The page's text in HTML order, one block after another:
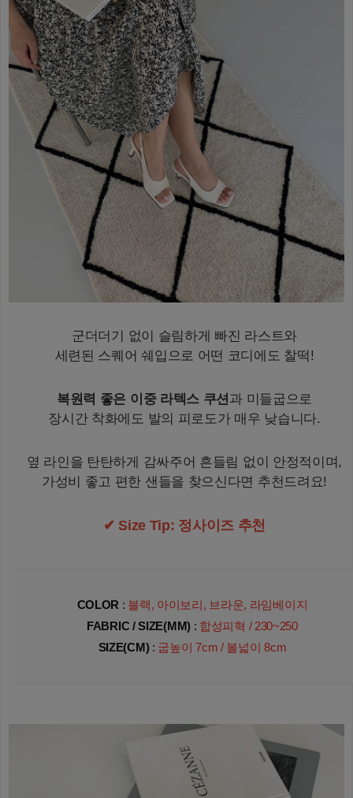
군더더기 없이 슬림하게 빠진 라스트와
세련된 스퀘어 쉐입으로 어떤 코디에도 찰떡!
복원력 좋은 이중 라텍스 쿠션과 미들굽으로
장시간 착화에도 발의 피로도가 매우 낮습니다.
옆 라인을 탄탄하게 감싸주어 흔들림 없이 안정적이며,
가성비 좋고 편한 샌들을 찾으신다면 추천드려요!
✔ Size Tip: 정사이즈 추천
COLOR : 블랙, 아이보리, 브라운, 라임베이지
FABRIC / SIZE(MM): 합성피혁 / 230~250
SIZE(CM): 굽높이 7cm / 볼넓이 8cm